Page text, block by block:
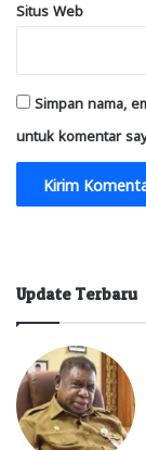
Situs Web
Simpan nama,
untuk komentar
Update Terbaru